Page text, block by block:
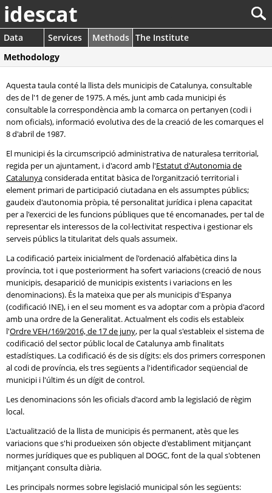
idescat
Data Services Methods The Institute
Methodology
Aquesta taula conté la llista dels municipis de Catalunya, consultable
des de l'1 de gener de 1975. A més, junt amb cada municipi és
consultable la correspondència amb la comarca on pertanyen (codi i
nom oficials), informació evolutiva des de la creació de les comarques el
8 d'abril de 1987.
El municipi és la circumscripció administrativa de naturalesa territorial,
regida per un ajuntament, i d'acord amb l'Estatut d'Autonomia de
Catalunyaconsiderada entitat bàsica de l'organització territorial i
element primari de participació ciutadana en els assumptes públics;
gaudeix d'autonomia pròpia, té personalitat jurídica i plena capacitat
per a l'exercici de les funcions públiques que té encomanades, per tal de
representar els interessos de la col·lectivitat respectiva i gestionar els
serveis públics la titularitat dels quals assumeix.
La codificació parteix inicialment de l'ordenació alfabètica dins la
província, tot i que posteriorment ha sofert variacions (creació de nous
municipis, desaparició de municipis existents i variacions en les
denominacions). És la mateixa que per als municipis d'Espanya
(codificació INE), i en el seu moment es va adoptar com a pròpia d'acord
amb una ordre de la Generalitat. Actualment els codis els estableix
l'Ordre VEH/169/2016, de 17 de juny, per la qual s'estableix el sistema de
codificació del sector públic local de Catalunya amb finalitats
estadístiques. La codificació és de sis dígits: els dos primers corresponen
al codi de província, els tres següents a l'identificador seqüencial de
municipi i l'últim és un dígit de control.
Les denominacions són les oficials d'acord amb la legislació de règim
local.
L'actualització de la llista de municipis és permanent, atès que les
variacions que s'hi produeixen són objecte d'establiment mitjançant
normes jurídiques que es publiquen al DOGC, font de la qual s'obtenen
mitjançant consulta diària.
Les principals normes sobre legislació municipal són les següents: